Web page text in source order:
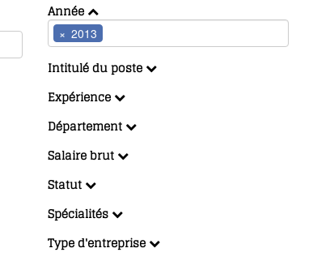
Année
× 2013
Intitulé du poste
Expérience
Département
Salaire brut
Statut
Spécialités
Type d'entreprise